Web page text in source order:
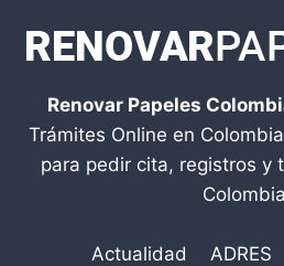
Renovar Papeles
Trámites Online en
para pedir cita, registros y
Actualidad ADRES